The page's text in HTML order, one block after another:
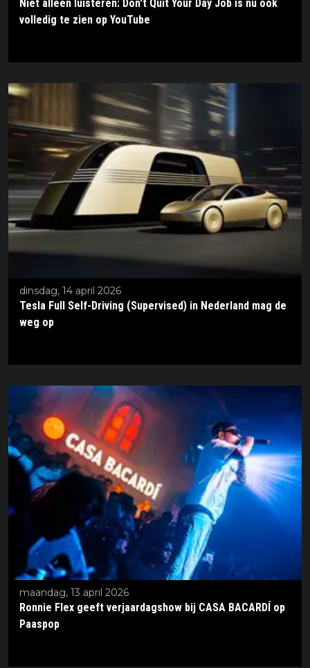
Niet alleen luisteren: Don't Quit Your Day Job is nu ook
volledig te zien op YouTube
Tesla Full Self-Driving (Supervised) in Nederland mag de
weg op
dinsdag, 14 april 2026
Ronnie Flex geeft verjaardagshow bij CASA BACARDÍ op
Paaspop
maandag, 13 april 2026